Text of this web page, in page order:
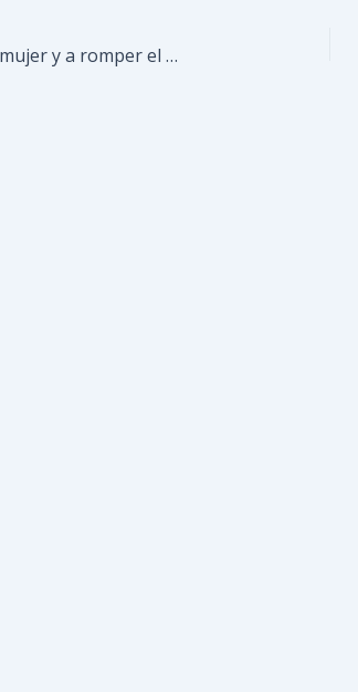
Alcalde Fraija llama a la protección de la mujer y a romper el ciclo de la violencia